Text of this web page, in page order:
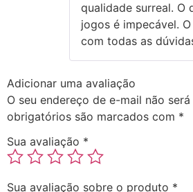
qualidade surreal. O
jogos é impecável.
com todas as
Adicionar uma avaliação
O seu endereço de e-mail não
obrigatórios são marcados com *
Sua avaliação *
Sua avaliação sobre o produto *